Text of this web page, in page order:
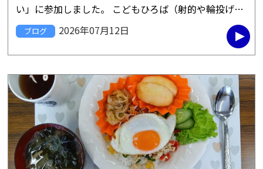
い」に参加しました。 こどもひろば（射的や輪投げの
ゲームコーナー）や各種模擬店などが出て、いつもは
しめやかに […]
ブログ 2026年07月12日